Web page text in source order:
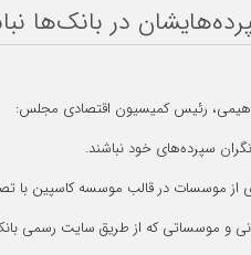
در بانک‌ها
رئیس کمیسیون اقتصادی مجلس:
سپرده‌های خود نباشند.
از موسسات در قالب موسسه کاسپین با
و موسساتی که از طریق سایت رسمی